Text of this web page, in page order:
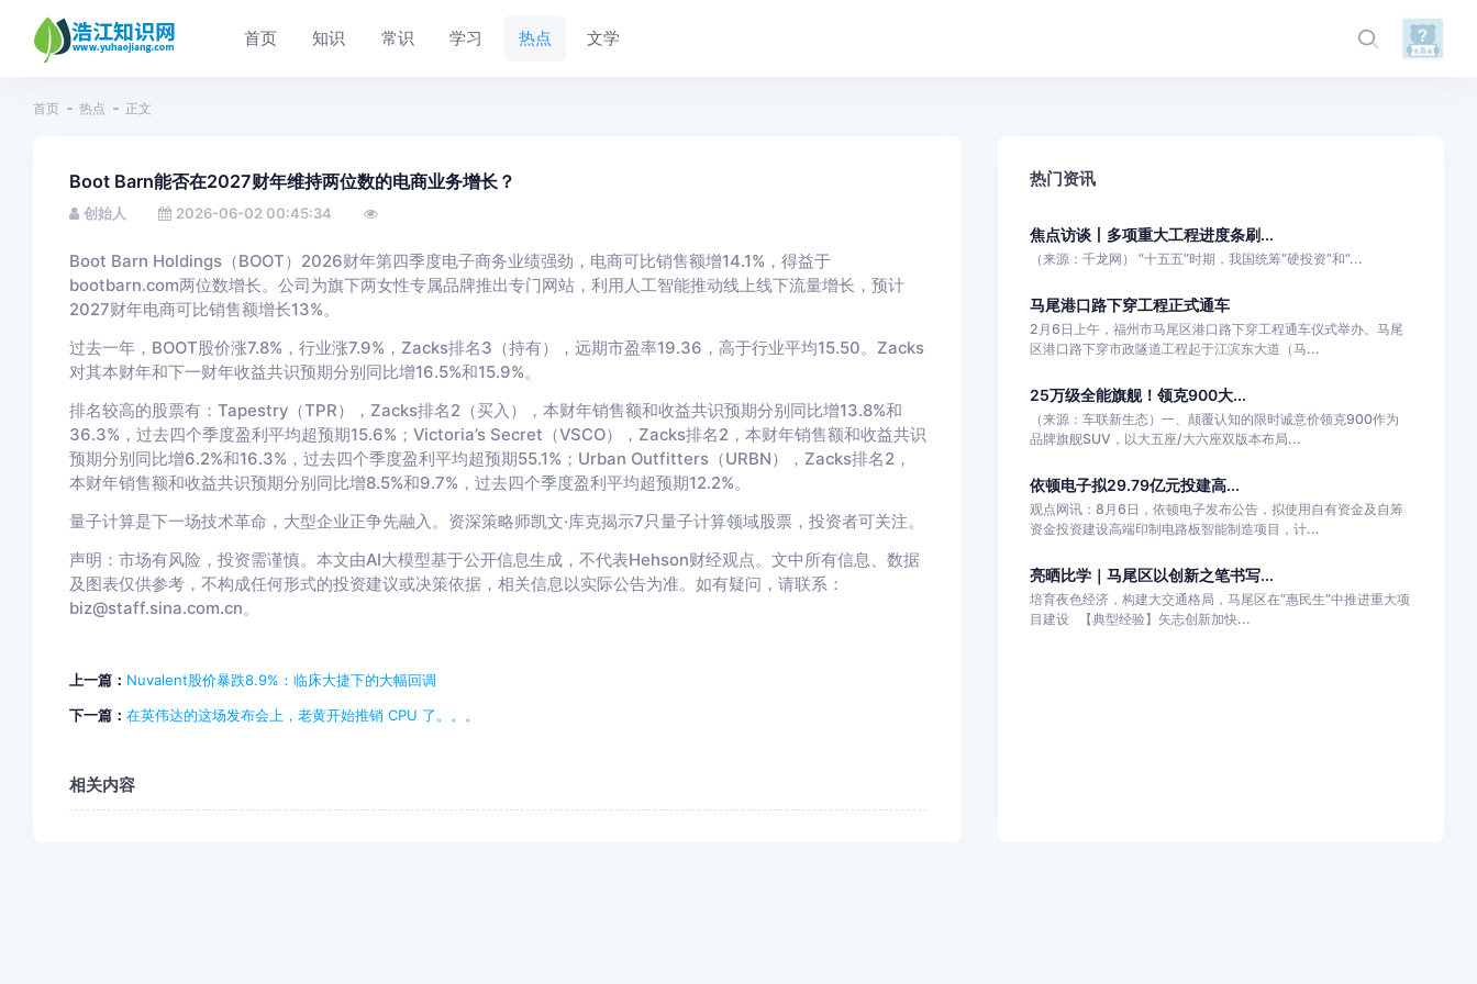
首页 知识 常识 学习 热点 文学
首页 热点 正文
Boot Barn能否在2027财年维持两位数的电商业务增长？
创始人 2026-06-02 00:45:34
Boot Barn Holdings（BOOT）2026财年第四季度电子商务业绩强劲，电商可比销售额增14.1%，得益于
bootbarn.com两位数增长。公司为旗下两女性专属品牌推出专门网站，利用人工智能推动线上线下流量增长，预计
2027财年电商可比销售额增长13%。
过去一年，BOOT股价涨7.8%，行业涨7.9%，Zacks排名3（持有），远期市盈率19.36，高于行业平均15.50。Zacks
对其本财年和下一财年收益共识预期分别同比增16.5%和15.9%。
排名较高的股票有：Tapestry（TPR），Zacks排名2（买入），本财年销售额和收益共识预期分别同比增13.8%和
36.3%，过去四个季度盈利平均超预期15.6%；Victoria’s Secret（VSCO），Zacks排名2，本财年销售额和收益共识
预期分别同比增6.2%和16.3%，过去四个季度盈利平均超预期55.1%；Urban Outfitters（URBN），Zacks排名2，
本财年销售额和收益共识预期分别同比增8.5%和9.7%，过去四个季度盈利平均超预期12.2%。
量子计算是下一场技术革命，大型企业正争先融入。资深策略师凯文·库克揭示7只量子计算领域股票，投资者可关注。
声明：市场有风险，投资需谨慎。本文由AI大模型基于公开信息生成，不代表Hehson财经观点。文中所有信息、数据
及图表仅供参考，不构成任何形式的投资建议或决策依据，相关信息以实际公告为准。如有疑问，请联系：
biz@staff.sina.com.cn。
上一篇： Nuvalent股价暴跌8.9%：临床大捷下的大幅回调
下一篇： 在英伟达的这场发布会上，老黄开始推销 CPU 了。。。
相关内容
热门资讯
焦点访谈丨多项重大工程进度条刷...
（来源：千龙网） “十五五”时期，我国统筹“硬投资”和“...
马尾港口路下穿工程正式通车
2月6日上午，福州市马尾区港口路下穿工程通车仪式举办。马尾
区港口路下穿市政隧道工程起于江滨东大道（马...
25万级全能旗舰！领克900大...
（来源：车联新生态）一、颠覆认知的限时诚意价领克900作为
品牌旗舰SUV，以大五座/大六座双版本布局...
依顿电子拟29.79亿元投建高...
观点网讯：8月6日，依顿电子发布公告，拟使用自有资金及自筹
资金投资建设高端印制电路板智能制造项目，计...
亮晒比学｜马尾区以创新之笔书写...
培育夜色经济，构建大交通格局，马尾区在“惠民生”中推进重大项
目建设 【典型经验】矢志创新加快...